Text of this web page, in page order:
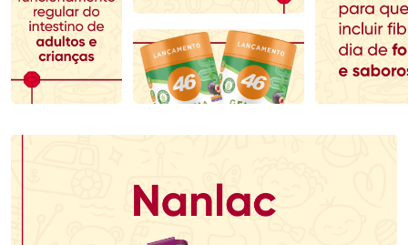
Comprar sem Desconto
Por R$ 69,99/cada
Comprar sem Desconto
Por R$ 69,99/cada
Comprar sem Desconto
Por R$ 80,99/cada
Comprar sem Desconto
Por R$ 80,99/cada